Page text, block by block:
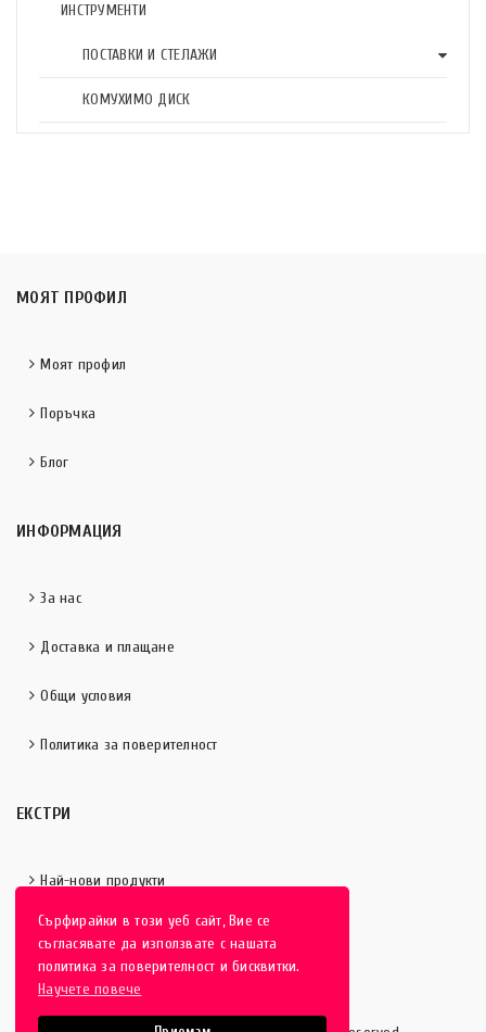
Сърфирайки в този уеб сайт, Вие се
съгласявате да използвате с нашата
политика за поверителност и бисквитки.
Научете повече
ИНСТРУМЕНТИ
ПОСТАВКИ И СТЕЛАЖИ
КОМУХИМО ДИСК
МОЯТ ПРОФИЛ
Моят профил
Поръчка
Блог
ИНФОРМАЦИЯ
За нас
Доставка и плащане
Общи условия
Политика за поверителност
ЕКСТРИ
Най-нови продукти
Отличени продукти